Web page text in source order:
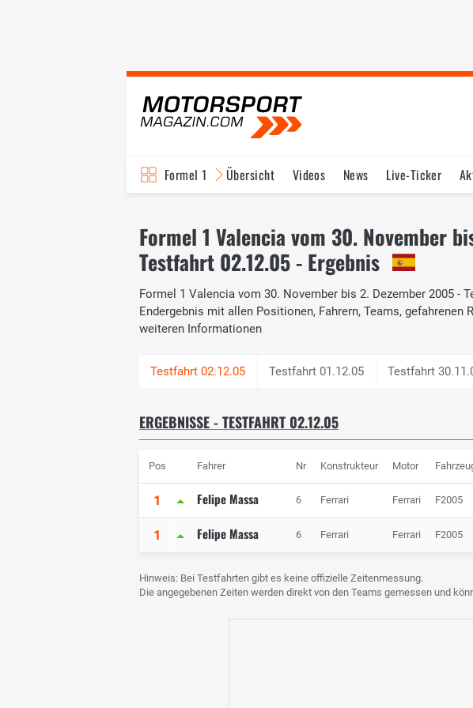
Formel 1 Übersicht Videos News Live-Ticker
Formel 1 Valencia vom 30. November
Testfahrt 02.12.05 - Ergebnis
Formel 1 Valencia vom 30. November bis 2. Dezember 2005 -
Endergebnis mit allen Positionen, Fahrern, Teams, gefahrenen
weiteren Informationen
Testfahrt 01.12.05 Testfahrt
ERGEBNISSE - TESTFAHRT 02.12.05
Pos Fahrer Nr Konstrukteur Motor
1 Felipe Massa 6 Ferrari Ferrari F2005
1 Felipe Massa 6 Ferrari Ferrari F2005
Hinweis: Bei Testfahrten gibt es keine offizielle Zeitenmessung.
Die angegebenen Zeiten werden direkt von den Teams gemessen und